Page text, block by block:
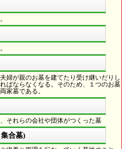
婦が親のお墓を建てたり受け継いだりし
ばならなくなる。そのため、１つのお墓
家墓である。
それらの会社や団体がつくった墓
合墓)